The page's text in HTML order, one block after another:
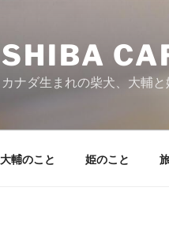
SHIBA
カナダ生まれの柴犬、大輔
大輔のこと 姫のこと